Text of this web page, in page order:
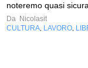
noteremo quasi
Da Nicolasit
CULTURA LAVORO